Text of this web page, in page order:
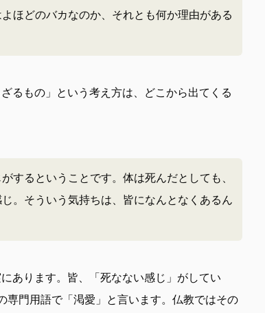
ほどのバカなのか、それとも何か理由がある
るもの」という考え方は、どこから出てくる
するということです。体は死んだとしても、
。そういう気持ちは、皆になんとなくあるん
あります。皆、「死なない感じ」がしてい
専門用語で「渇愛」と言います。仏教ではその